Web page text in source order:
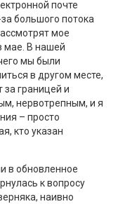
почте
большого потока
мое
мае. В нашей
мы были
в другом месте,
за границей и
нервотрепным, и я
– просто
кто указан
в обновленное
к вопросу
наивно